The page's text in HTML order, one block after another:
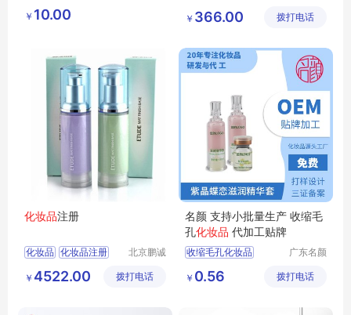
老年时尚鞋
老爸老妈鞋
￥ 10.00
化妆品生产厂址
工厂oem护肤品
有限公司
￥ 366.00 拨打电话
化妆品注册
化妆品 化妆品注册
北京鹏诚
咨询有限
￥ 4522.00 拨打电话
名颜 支持小批量生产 收缩毛
孔化妆品 代加工贴牌
收缩毛孔化妆品
化妆品OEM
广东名颜
限公司
￥ 0.56 拨打电话